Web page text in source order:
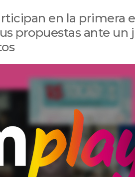
en la primera
propuestas ante un